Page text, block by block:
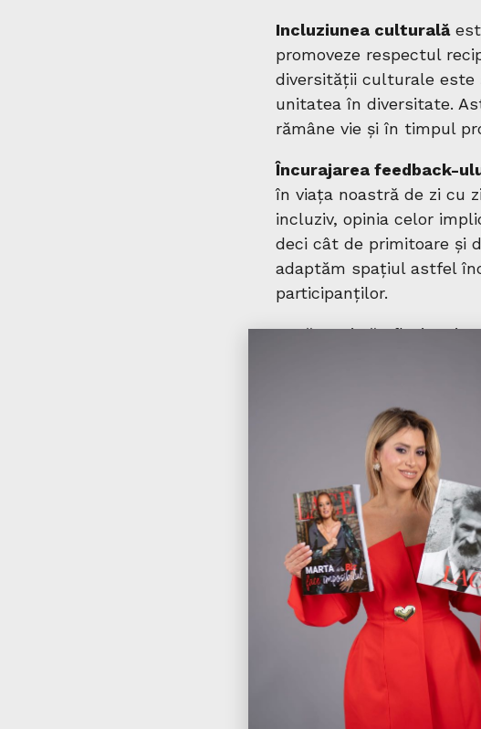
Incluziunea culturală
promoveze respectul
diversității culturale este
unitatea în diversitate.
rămâne vie și în timpul
Încurajarea feedback-
în viața noastră de zi cu
incluziv, opinia celor
deci cât de primitoare și
adaptăm spațiul astfel
participanților.
Dacă vreți să aflați mai
din ajutor, realizat de
începând de la cum
să ne oferim ajutorul,
români și cei ucraineni
Ghidul este disponibil
atât în română cât și în
https://